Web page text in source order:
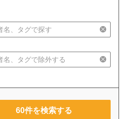
60件を検索する